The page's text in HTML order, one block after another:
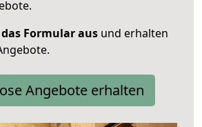
Formular aus und erhalten
Angebote erhalten